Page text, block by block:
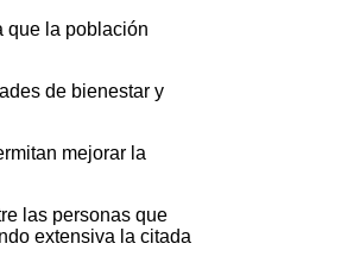
que la población
de bienestar y
mejorar la
las personas que
extensiva la citada